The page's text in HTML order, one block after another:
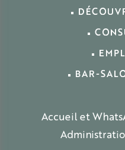
BAR-
Accueil et